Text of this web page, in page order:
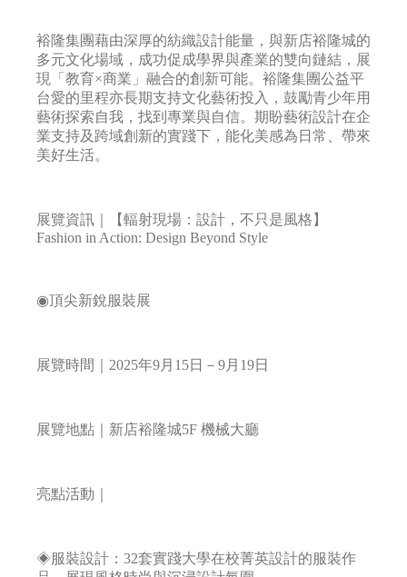
裕隆集團藉由深厚的紡織設計能量，與新店裕隆城的
多元文化場域，成功促成學界與產業的雙向鏈結，展
現「教育×商業」融合的創新可能。裕隆集團公益平
台愛的里程亦長期支持文化藝術投入，鼓勵青少年用
藝術探索自我，找到專業與自信。期盼藝術設計在企
業支持及跨域創新的實踐下，能化美感為日常、帶來
美好生活。
展覽資訊｜【輻射現場：設計，不只是風格】
Fashion in Action: Design Beyond Style
◉頂尖新銳服裝展
展覽時間｜2025年9月15日－9月19日
展覽地點｜新店裕隆城5F 機械大廳
亮點活動｜
◈服裝設計：32套實踐大學在校菁英設計的服裝作